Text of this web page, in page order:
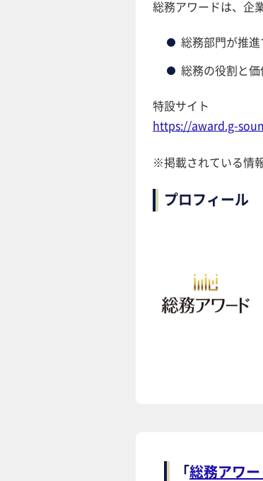
総務アワードは、企
総務部門が推
総務の役割と
特設サイト
https://award.g-
※掲載されている情
プロフィール
「総務アワー